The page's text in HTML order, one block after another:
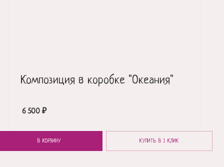
Композиция в коробке "Океания"
6 500 ₽
В КОРЗИНУ КУПИТЬ В 1 КЛИК